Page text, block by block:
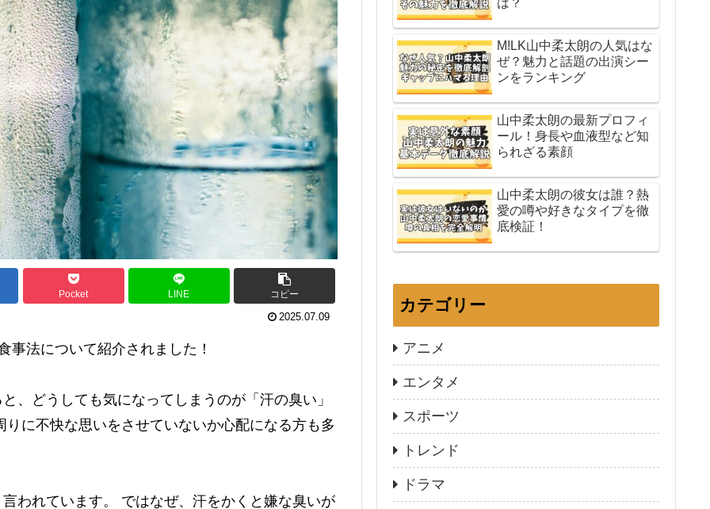
Pocket LINE コピー
2025.07.09
事法について紹介されました！
、どうしても気になってしまうのが「汗の臭い」
に不快な思いをさせていないか心配になる方も多
われています。 ではなぜ、汗をかくと嫌な臭いが
は？
M!LK山中柔太朗の人気はな
ぜ？魅力と話題の出演シー
ンをランキング
山中柔太朗の最新プロフィ
ール！身長や血液型など知
られざる素顔
山中柔太朗の彼女は誰？熱
愛の噂や好きなタイプを徹
底検証！
カテゴリー
アニメ
エンタメ
スポーツ
トレンド
ドラマ